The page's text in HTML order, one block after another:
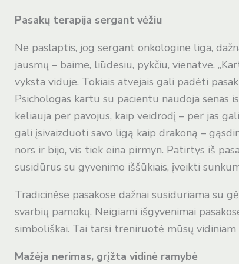
Pasakų terapija sergant vėžiu
Ne paslaptis, jog sergant onkologine liga,
jausmų – baime, liūdesiu, pykčiu, vienatve.
vyksta viduje. Tokiais atvejais gali padėti
Psichologas kartu su pacientu naudoja senas
keliauja per pavojus, kaip veidrodį – per jas
gali įsivaizduoti savo ligą kaip drakoną –
nors ir bijo, vis tiek eina pirmyn. Patirtys iš
susidūrus su gyvenimo iššūkiais, įveikti
Tradicinėse pasakose dažnai susiduriama su
svarbių pamokų. Neigiami išgyvenimai
simboliškai. Tai tarsi treniruotė mūsų vidiniam
Mažėja nerimas, grįžta vidinė ramybė